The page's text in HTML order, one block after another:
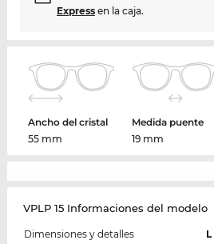
Expressen la caja.
Ancho del cristal
55 mm
Medida puente
19 mm
VPLP 15 Informaciones del modelo
Dimensiones y detalles
L